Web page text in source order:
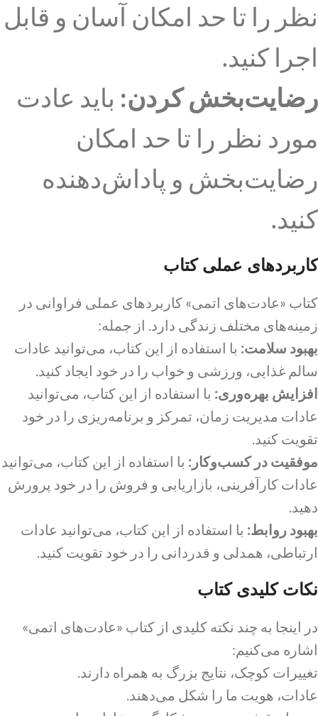
نظر را تا حد امکان آسان و قابل
اجرا کنید.
رضایت‌بخش کردن: باید عادت
مورد نظر را تا حد امکان
رضایت‌بخش و پاداش‌دهنده
کنید.
کاربردهای عملی کتاب
کتاب «عادت‌های اتمی» کاربردهای عملی فراوانی در
زمینه‌های مختلف زندگی دارد. از جمله:
بهبود سلامت: با استفاده از این کتاب، می‌توانید عادات
سالم غذایی، ورزشی و خواب را در خود ایجاد کنید.
افزایش بهره‌وری: با استفاده از این کتاب، می‌توانید
عادات مدیریت زمان، تمرکز و برنامه‌ریزی را در خود
تقویت کنید.
موفقیت در کسب‌وکار: با استفاده از این کتاب، می‌توانید
عادات کارآفرینی، بازاریابی و فروش را در خود پرورش
دهید.
بهبود روابط: با استفاده از این کتاب، می‌توانید عادات
ارتباطی، همدلی و قدردانی را در خود تقویت کنید.
نکات کلیدی کتاب
در اینجا به چند نکته کلیدی از کتاب «عادت‌های اتمی»
اشاره می‌کنیم:
تغییرات کوچک، نتایج بزرگ به همراه دارند.
عادات، هویت ما را شکل می‌دهند.